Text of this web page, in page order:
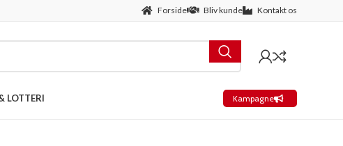
Forside Bliv kunde Kontakt os
LOTTERI Kampagne